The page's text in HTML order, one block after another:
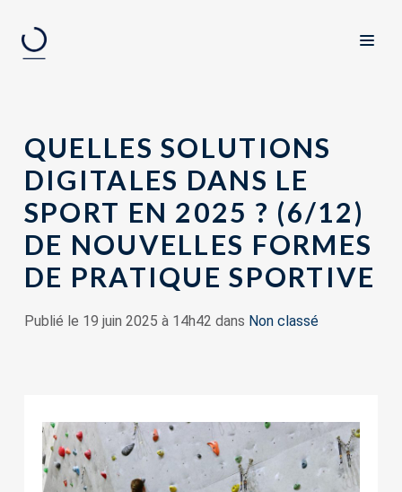
QUELLES SOLUTIONS
DIGITALES DANS LE
SPORT EN 2025 ? (6/12)
DE NOUVELLES FORMES
DE PRATIQUE SPORTIVE
Publié le 19 juin 2025 à 14h42 dans Non classé